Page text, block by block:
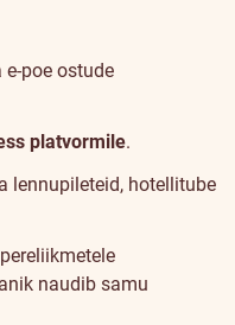
poe ostude
platvormile.
lennupileteid, hotellitube
naudib samu